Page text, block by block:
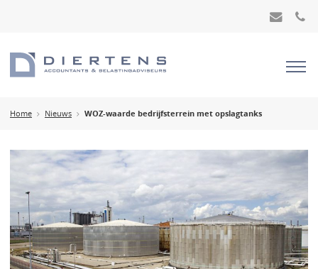
Home Nieuws WOZ-waarde bedrijfsterrein met opslagtanks